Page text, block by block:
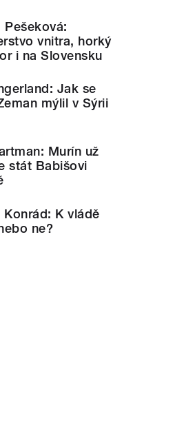
Pešeková:
vnitra, horký
i na Slovensku
Jak se
mýlil v Sýrii
Murín už
stát Babišovi
Konrád: K vládě
ne?